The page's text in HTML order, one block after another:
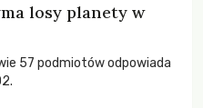
losy planety w
57 podmiotów odpowiada